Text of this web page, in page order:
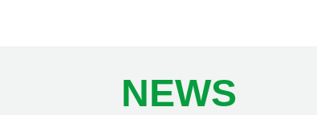
NEWS